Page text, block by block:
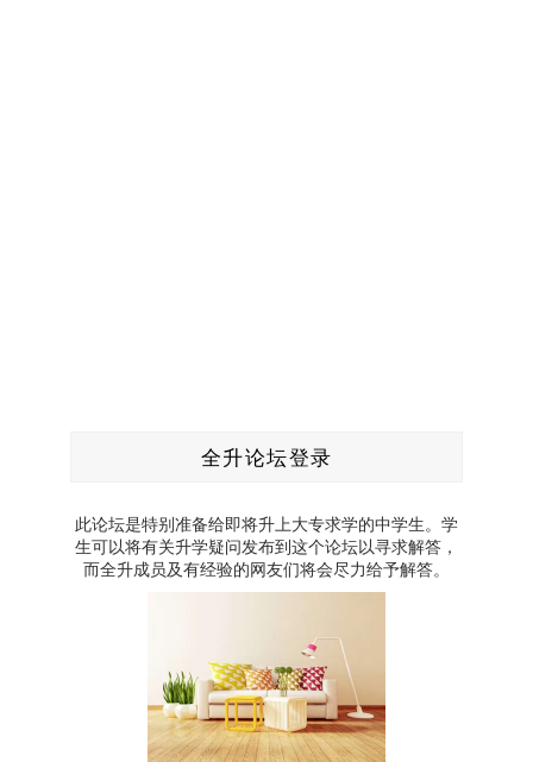
全升论坛登录
此论坛是特别准备给即将升上大专求学的中学生。学
生可以将有关升学疑问发布到这个论坛以寻求解答，
而全升成员及有经验的网友们将会尽力给予解答。